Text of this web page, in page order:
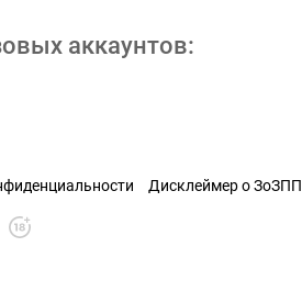
аккаунтов:
Дисклеймер о ЗоЗПП